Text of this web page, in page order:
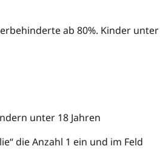
ab 80%. Kinder unter
unter 18 Jahren
die Anzahl 1 ein und im Feld